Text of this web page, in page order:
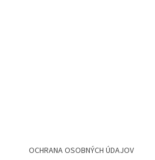
OCHRANA OSOBNÝCH ÚDAJOV